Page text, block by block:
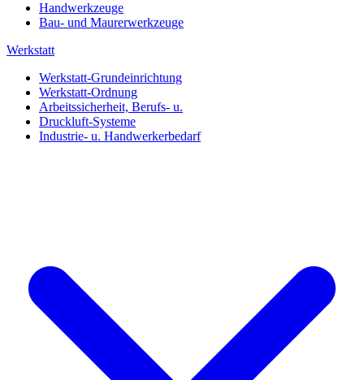
Handwerkzeuge
Bau- und Maurerwerkzeuge
Werkstatt
Werkstatt-Grundeinrichtung
Werkstatt-Ordnung
Arbeitssicherheit, Berufs- u.
Druckluft-Systeme
Industrie- u. Handwerkerbedarf